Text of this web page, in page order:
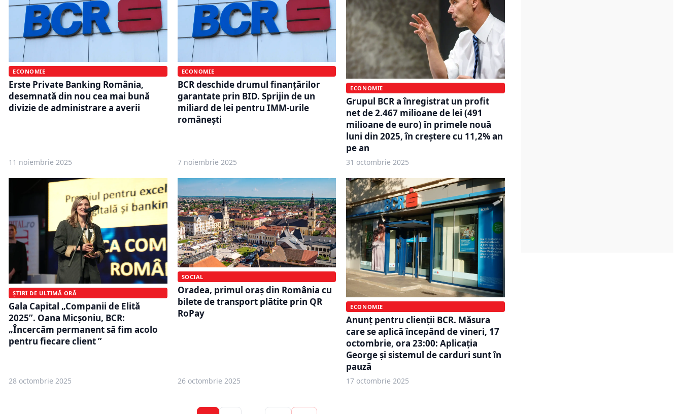
ECONOMIE
Erste Private Banking România,
desemnată din nou cea mai bună
divizie de administrare a averii
11 noiembrie 2025
ECONOMIE
BCR deschide drumul finanțărilor
garantate prin BID. Sprijin de un
miliard de lei pentru IMM-urile
românești
7 noiembrie 2025
ECONOMIE
Grupul BCR a înregistrat un profit
net de 2.467 milioane de lei (491
milioane de euro) în primele nouă
luni din 2025, în creștere cu 11,2% an
pe an
31 octombrie 2025
ȘTIRI DE ULTIMĂ ORĂ
Gala Capital „Companii de Elită
2025”. Oana Micșoniu, BCR:
„Încercăm permanent să fim acolo
pentru fiecare client ”
28 octombrie 2025
SOCIAL
Oradea, primul oraș din România cu
bilete de transport plătite prin QR
RoPay
26 octombrie 2025
ECONOMIE
Anunț pentru clienții BCR. Măsura
care se aplică începând de vineri, 17
octombrie, ora 23:00: Aplicația
George și sistemul de carduri sunt în
pauză
17 octombrie 2025